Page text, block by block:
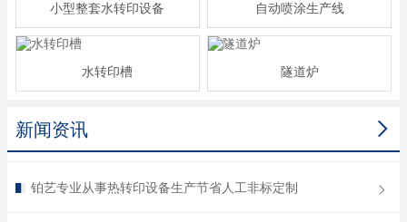
小型整套水转印设备 自动喷涂生产线
水转印槽 隧道炉

新闻资讯
铂艺专业从事热转印设备生产节省人工非标定制